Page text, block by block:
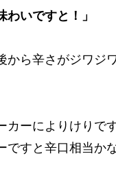
わいですと！」
から辛さがジワジ
カーによりけりで
ですと辛口相当か